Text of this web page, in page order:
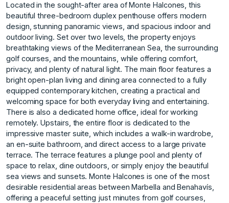
Located in the sought-after area of Monte Halcones, this
beautiful three-bedroom duplex penthouse offers modern
design, stunning panoramic views, and spacious indoor and
outdoor living. Set over two levels, the property enjoys
breathtaking views of the Mediterranean Sea, the surrounding
golf courses, and the mountains, while offering comfort,
privacy, and plenty of natural light. The main floor features a
bright open-plan living and dining area connected to a fully
equipped contemporary kitchen, creating a practical and
welcoming space for both everyday living and entertaining.
There is also a dedicated home office, ideal for working
remotely. Upstairs, the entire floor is dedicated to the
impressive master suite, which includes a walk-in wardrobe,
an en-suite bathroom, and direct access to a large private
terrace. The terrace features a plunge pool and plenty of
space to relax, dine outdoors, or simply enjoy the beautiful
sea views and sunsets. Monte Halcones is one of the most
desirable residential areas between Marbella and Benahavís,
offering a peaceful setting just minutes from golf courses,